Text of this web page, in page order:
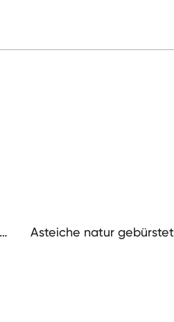
Asteiche natur gebürstet